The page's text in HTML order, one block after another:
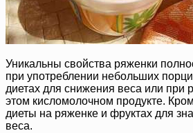
Уникальны свойства ряженки
при употреблении небольших
диетах для снижения веса или при
этом кисломолочном продукте.
диеты на ряженке и фруктах для
веса.